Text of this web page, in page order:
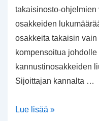
takaisinosto-ohjelmien
osakkeiden
osakkeita takaisin
kompensoitua
kannustinosakkeiden
Sijoittajan kannalta …
Applen
Lue lisää »